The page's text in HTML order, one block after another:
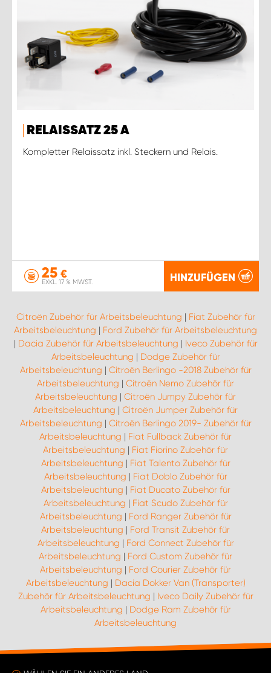
RELAISSATZ 25 A
Kompletter Relaissatz inkl. Steckern und Relais.
25 €
EXKL. 17 % MWST. HINZUFÜGEN
Citroën Zubehör für Arbeitsbeleuchtung | Fiat Zubehör für
Arbeitsbeleuchtung | Ford Zubehör für Arbeitsbeleuchtung
| Dacia Zubehör für Arbeitsbeleuchtung | Iveco Zubehör für
Arbeitsbeleuchtung | Dodge Zubehör für
Arbeitsbeleuchtung | Citroën Berlingo -2018 Zubehör für
Arbeitsbeleuchtung | Citroën Nemo Zubehör für
Arbeitsbeleuchtung | Citroën Jumpy Zubehör für
Arbeitsbeleuchtung | Citroën Jumper Zubehör für
Arbeitsbeleuchtung | Citroën Berlingo 2019- Zubehör für
Arbeitsbeleuchtung | Fiat Fullback Zubehör für
Arbeitsbeleuchtung | Fiat Fiorino Zubehör für
Arbeitsbeleuchtung | Fiat Talento Zubehör für
Arbeitsbeleuchtung | Fiat Doblo Zubehör für
Arbeitsbeleuchtung | Fiat Ducato Zubehör für
Arbeitsbeleuchtung | Fiat Scudo Zubehör für
Arbeitsbeleuchtung | Ford Ranger Zubehör für
Arbeitsbeleuchtung | Ford Transit Zubehör für
Arbeitsbeleuchtung | Ford Connect Zubehör für
Arbeitsbeleuchtung | Ford Custom Zubehör für
Arbeitsbeleuchtung | Ford Courier Zubehör für
Arbeitsbeleuchtung | Dacia Dokker Van (Transporter)
Zubehör für Arbeitsbeleuchtung | Iveco Daily Zubehör für
Arbeitsbeleuchtung | Dodge Ram Zubehör für
Arbeitsbeleuchtung